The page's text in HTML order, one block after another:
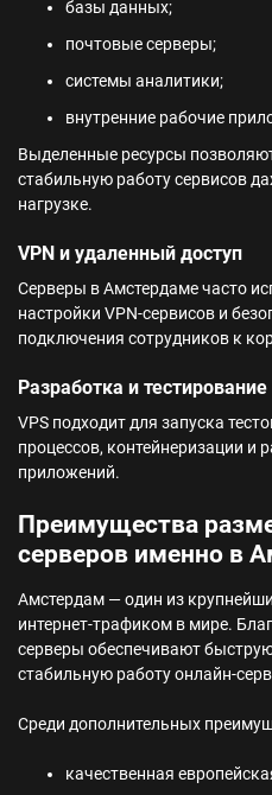
базы данных;
почтовые серверы;
системы аналитики;
внутренние рабочие
Выделенные ресурсы
стабильную работу сервисов
нагрузке.
VPN и удаленный доступ
Серверы в Амстердаме часто
настройки VPN-сервисов и
подключения сотрудников к
Разработка и тестирование
VPS подходит для запуска
процессов, контейнеризации и
приложений.
Преимущества
серверов именно в
Амстердам — один из
интернет-трафиком в мире.
серверы обеспечивают
стабильную работу онлайн-
Среди дополнительных
качественная